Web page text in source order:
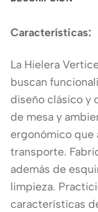
Características:
La Hielera
buscan
diseño clásico y
de mesa y
ergonómico que
transporte.
además de
limpieza.
características